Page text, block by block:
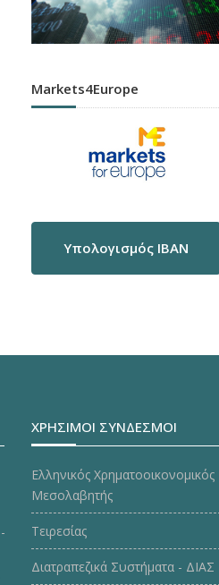
Markets4Europe
Υπολογισμός IBAN
ΧΡΗΣΙΜΟΙ ΣΥΝΔΕΣΜΟΙ
Ελληνικός Χρηματοοικονομικός
Μεσολαβητής
Τειρεσίας
Διατραπεζικά Συστήματα - ΔΙΑΣ